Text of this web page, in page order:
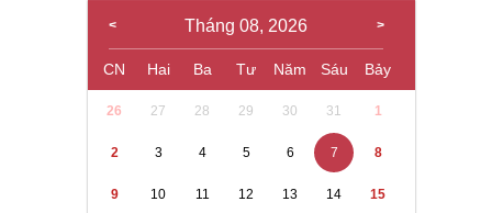
Tháng 08, 2026
CN Hai Ba Tư Năm Sáu Bảy
26 27 28 29 30 31 1
2 3 4 5 6 7 8
9 10 11 12 13 14 15